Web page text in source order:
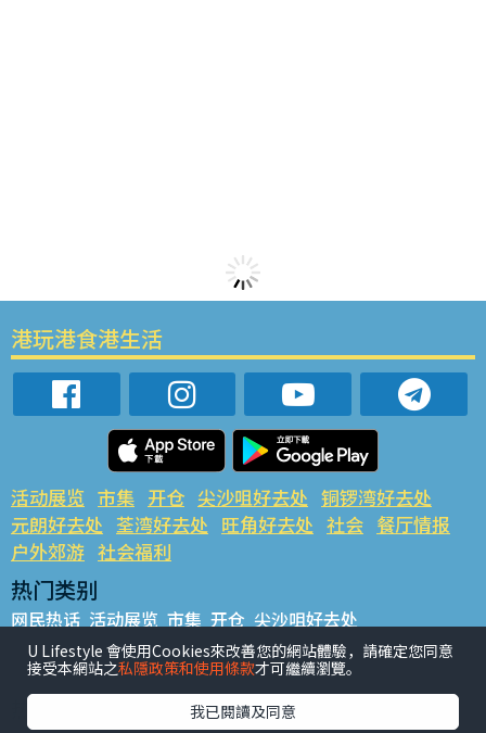
港玩港食港生活
活动展览 市集 开仓 尖沙咀好去处 铜锣湾好去处
元朗好去处 荃湾好去处 旺角好去处 社会 餐厅情报
户外郊游 社会福利
热门类别
网民热话 活动展览 市集 开仓 尖沙咀好去处
铜锣湾好去处 元朗好去处 荃湾好去处 旺角好去处 社会
餐厅情报 户外郊游
热门标签
U Lifestyle 會使用Cookies來改善您的網站體驗，請確定您同意
接受本網站之私隱政策和使用條款才可繼續瀏覽。
我已閱讀及同意